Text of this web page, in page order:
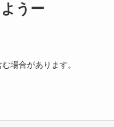
うー
場合があります。